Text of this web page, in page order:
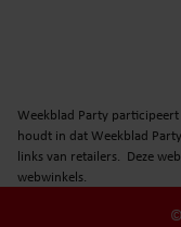
Weekblad Party
houdt in dat Weekblad
links van retailers. Deze
webwinkels.